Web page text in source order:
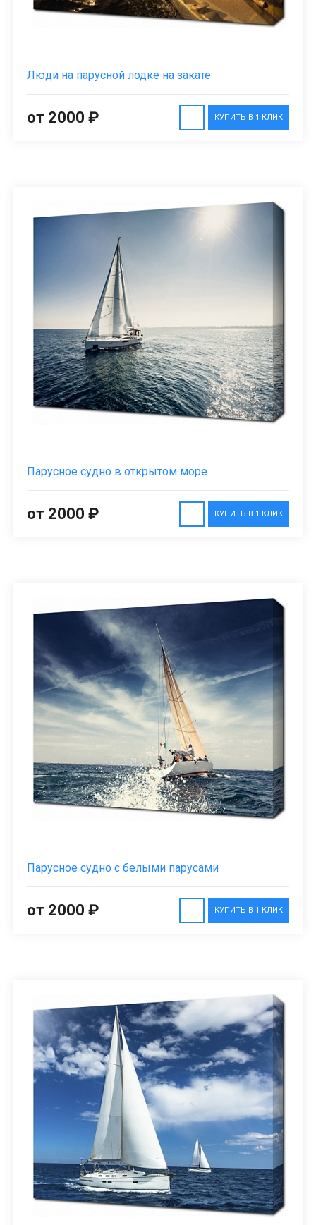
Люди на парусной лодке на закате
КУПИТЬ В 1 КЛИК
от 2000 ₽
Парусное судно в открытом море
КУПИТЬ В 1 КЛИК
от 2000 ₽
Парусное судно с белыми парусами
КУПИТЬ В 1 КЛИК
от 2000 ₽